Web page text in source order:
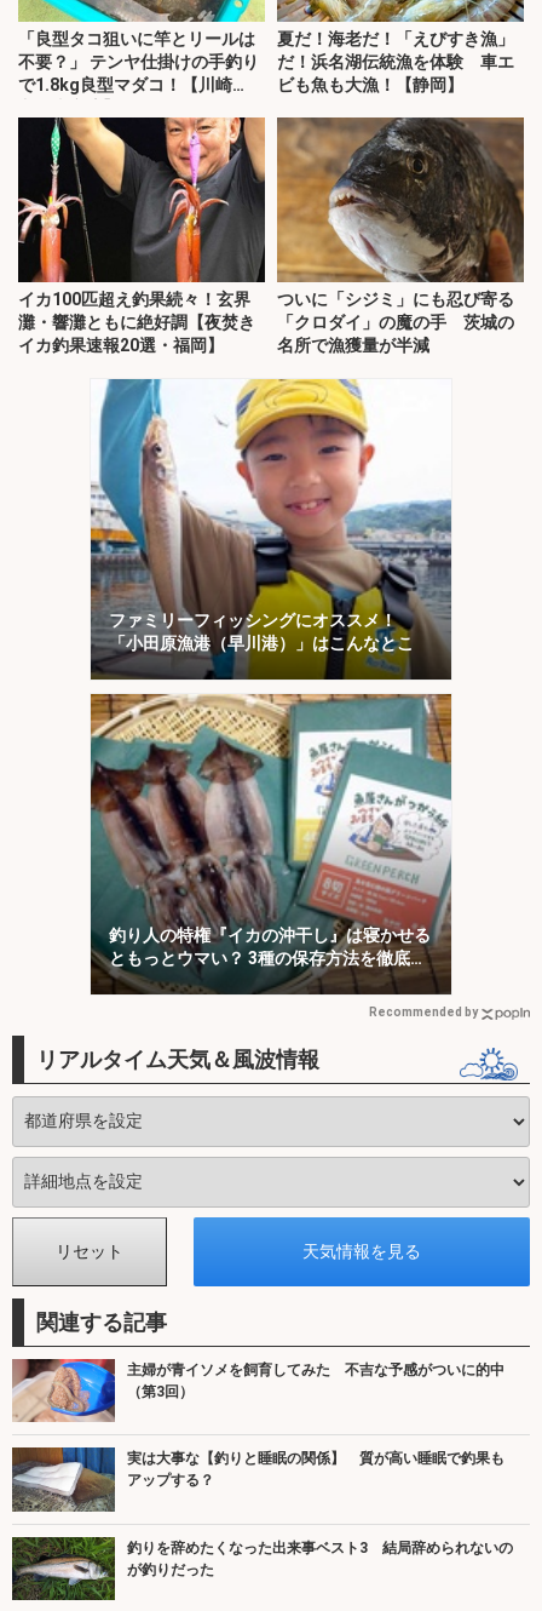
「良型タコ狙いに竿とリールは
不要？」 テンヤ仕掛けの手釣り
で1.8kg良型マダコ！【川崎
夏だ！海老だ！「えびすき漁」
だ！浜名湖伝統漁を体験 車エ
ビも魚も大漁！【静岡】
イカ100匹超え釣果続々！玄界
灘・響灘ともに絶好調【夜焚き
イカ釣果速報20選・福岡】
ついに「シジミ」にも忍び寄る
「クロダイ」の魔の手 茨城の
名所で漁獲量が半減
ファミリーフィッシングにオススメ！
「小田原漁港（早川港）」はこんなとこ
釣り人の特権『イカの沖干し』は寝かせる
ともっとウマい？ 3種の保存方法を徹底検
証
Recommended by
リアルタイム天気＆風波情報
関連する記事
主婦が青イソメを飼育してみた 不吉な予感がついに的中
（第3回）
実は大事な【釣りと睡眠の関係】 質が高い睡眠で釣果も
アップする？
釣りを辞めたくなった出来事ベスト3 結局辞められないの
が釣りだった